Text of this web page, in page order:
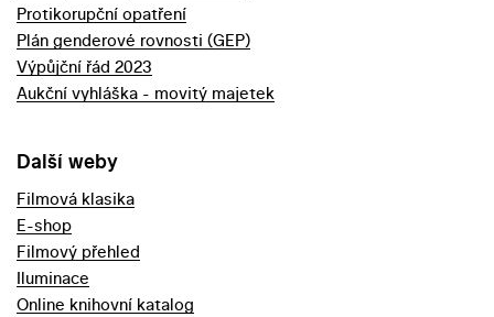
Protikorupční opatření
Plán genderové rovnosti (GEP)
Výpůjční řád 2023
Aukční vyhláška - movitý majetek
Další weby
Filmová klasika
E-shop
Filmový přehled
Iluminace
Online knihovní katalog